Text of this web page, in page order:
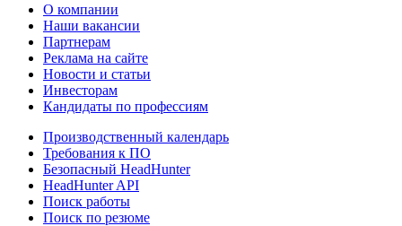
О компании
Наши вакансии
Партнерам
Реклама на сайте
Новости и статьи
Инвесторам
Кандидаты по профессиям
Производственный календарь
Требования к ПО
Безопасный HeadHunter
HeadHunter API
Поиск работы
Поиск по резюме